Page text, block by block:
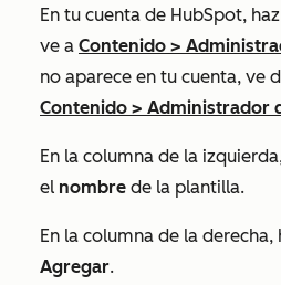
En tu cuenta de HubSpot,
ve a Contenido >
no aparece en tu cuenta, ve
Contenido > Administrador
En la columna de la
el nombre de la plantilla.
En la columna de la derecha,
Agregar.